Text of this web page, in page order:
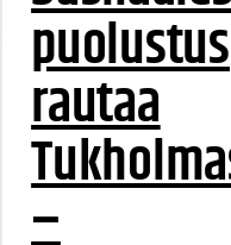
puolustus
rautaa
–